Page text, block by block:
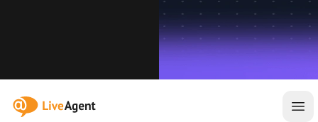
:site.title